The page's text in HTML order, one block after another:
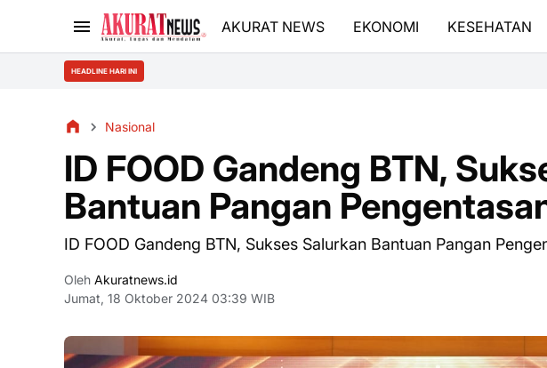
AKURAT NEWS EKONOMI KESEHATAN
HEADLINE HARI INI
Nasional
ID FOOD Gandeng BTN,
Bantuan Pangan
ID FOOD Gandeng BTN, Sukses Salurkan Bantuan Pangan
Oleh Akuratnews.id
Jumat, 18 Oktober 2024 03:39 WIB